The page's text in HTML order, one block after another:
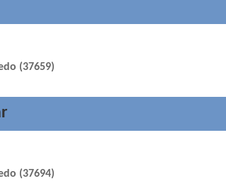
(37659)
(37694)